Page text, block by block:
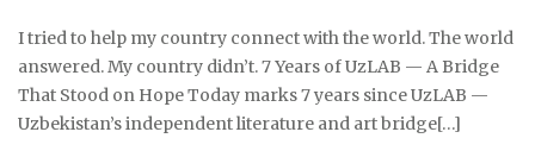
I tried to help my country connect with the world. The world
answered. My country didn’t. 7 Years of UzLAB — A Bridge
That Stood on Hope Today marks 7 years since UzLAB —
Uzbekistan’s independent literature and art bridge[…]